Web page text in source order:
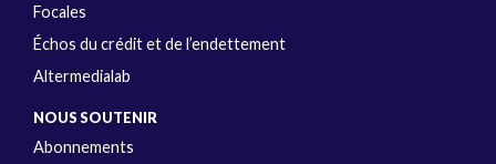
Focales
Échos du crédit et de l’endettement
Altermedialab
NOUS SOUTENIR
Abonnements